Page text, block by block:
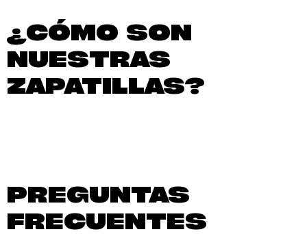
¿CÓMO SON
NUESTRAS
ZAPATILLAS?
PREGUNTAS
FRECUENTES